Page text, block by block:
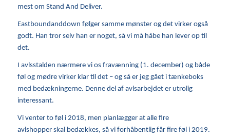
mest om Stand And Deliver.
Eastboundanddown følger samme mønster og det virker også
godt. Han tror selv han er noget, så vi må håbe han lever op til
det.
I avlsstalden nærmere vi os fravænning (1. december) og både
føl og mødre virker klar til det – og så er jeg gået i tænkeboks
med bedækningerne. Denne del af avlsarbejdet er utrolig
interessant.
Vi venter to føl i 2018, men planlægger at alle fire
avlshopper skal bedækkes, så vi forhåbentlig får fire føl i 2019.